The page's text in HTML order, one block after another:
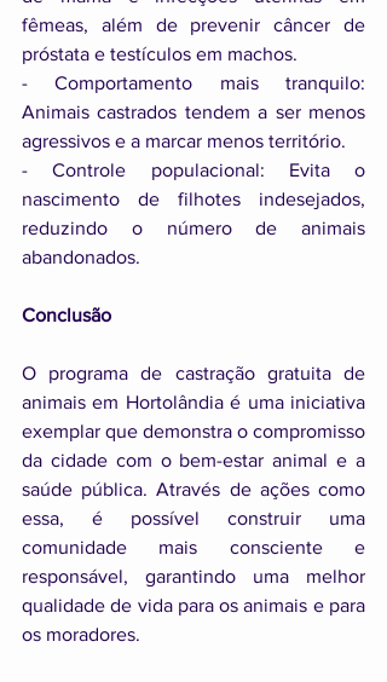
fêmeas, além de prevenir câncer de
próstata e testículos em machos.
- Comportamento mais tranquilo:
Animais castrados tendem a ser menos
agressivos e a marcar menos território.
- Controle populacional: Evita o
nascimento de filhotes indesejados,
reduzindo o número de animais
abandonados.
Conclusão
O programa de castração gratuita de
animais em Hortolândia é uma iniciativa
exemplar que demonstra o compromisso
da cidade com o bem-estar animal e a
saúde pública. Através de ações como
essa, é possível construir uma
comunidade mais consciente e
responsável, garantindo uma melhor
qualidade de vida para os animais e para
os moradores.